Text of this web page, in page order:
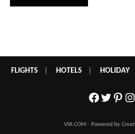
FLIGHTS HOTELS HOLIDAY
Facebook
Twitter
VIA.COM - Powered by